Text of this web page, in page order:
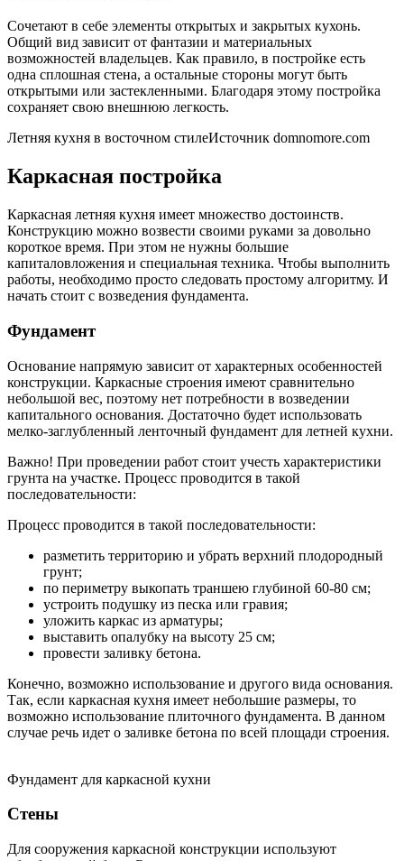
Сочетают в себе элементы открытых и закрытых кухонь.
Общий вид зависит от фантазии и материальных
возможностей владельцев. Как правило, в постройке есть
одна сплошная стена, а остальные стороны могут быть
открытыми или застекленными. Благодаря этому постройка
сохраняет свою внешнюю легкость.
Летняя кухня в восточном стилеИсточник domnomore.com
Каркасная постройка
Каркасная летняя кухня имеет множество достоинств.
Конструкцию можно возвести своими руками за довольно
короткое время. При этом не нужны большие
капиталовложения и специальная техника. Чтобы выполнить
работы, необходимо просто следовать простому алгоритму. И
начать стоит с возведения фундамента.
Фундамент
Основание напрямую зависит от характерных особенностей
конструкции. Каркасные строения имеют сравнительно
небольшой вес, поэтому нет потребности в возведении
капитального основания. Достаточно будет использовать
мелко-заглубленный ленточный фундамент для летней кухни.
Важно! При проведении работ стоит учесть характеристики
грунта на участке. Процесс проводится в такой
последовательности:
Процесс проводится в такой последовательности:
разметить территорию и убрать верхний плодородный
грунт;
по периметру выкопать траншею глубиной 60-80 см;
устроить подушку из песка или гравия;
уложить каркас из арматуры;
выставить опалубку на высоту 25 см;
провести заливку бетона.
Конечно, возможно использование и другого вида основания.
Так, если каркасная кухня имеет небольшие размеры, то
возможно использование плиточного фундамента. В данном
случае речь идет о заливке бетона по всей площади строения.
Фундамент для каркасной кухни
Стены
Для сооружения каркасной конструкции используют